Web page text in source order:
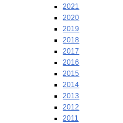
2021
2020
2019
2018
2017
2016
2015
2014
2013
2012
2011